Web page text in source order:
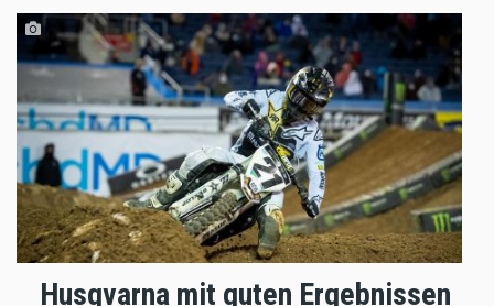
Husqvarna mit guten Ergebnissen